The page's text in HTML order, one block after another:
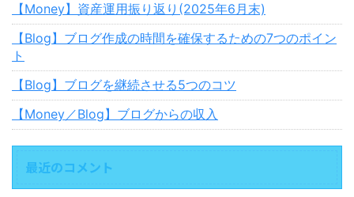
【Money】資産運用振り返り(2025年6月末)
【Blog】ブログ作成の時間を確保するための7つのポイン
ト
【Blog】ブログを継続させる5つのコツ
【Money／Blog】ブログからの収入
最近のコメント